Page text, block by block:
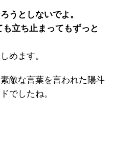
うとしないでよ。
立ち止まってもずっと
めます。
敵な言葉を言われた陽斗
でしたね。